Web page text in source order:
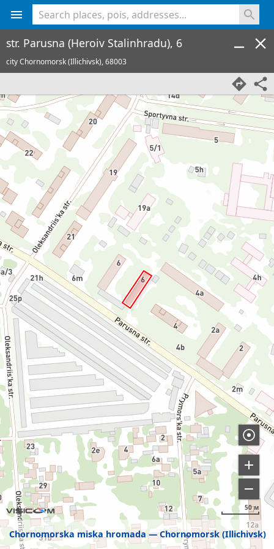
Chornomorska miska hromada Chornomorsk (Illichivsk)
50 м
str. Parusna (Heroiv Stalinhradu), 6
city Chornomorsk (Illichivsk),68003
<% console.log(hcard) %>